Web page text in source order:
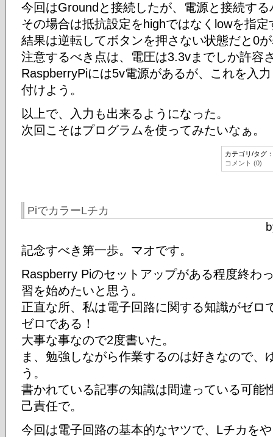
今回はGroundと接続したが、電源と接続す
その場合は抵抗設定をhighではなくlowを指
結果は逆転してボタンを押さない状態だと0
注意するべき点は、電圧は3.3vまでしか許容
RaspberryPiには5v電源があるが、これを入
付けよう。
以上で、入力も出来るようになった。
次回こそはプログラムを使ってみたいなぁ。
カテゴリ/タグ：
コメント (0)
PiでカラーLチカ
記念すべき第一歩。マオです。
Raspberry Piのセットアップがある程度終わ
習を始めたいと思う。
正直な所、私は電子回路に関する知識がゼロ
ゼロである！
大事な事なので2度書いた。
ま、勉強しながら作業するのは好きなので、
う。
書かれている記事の知識は間違っている可能
己責任で。
今回は電子回路の基本的なヤツで、Lチカを